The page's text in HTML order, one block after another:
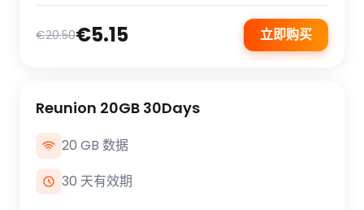
€20.50€5.15 立即购买
Reunion 20GB 30Days
20 GB 数据
30 天有效期